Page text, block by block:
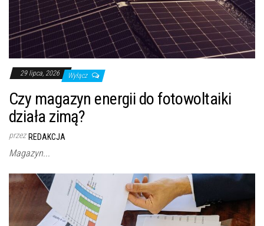
29 lipca, 2026 Wyłącz
Czy magazyn energii do fotowoltaiki
działa zimą?
przez REDAKCJA
Magazyn...